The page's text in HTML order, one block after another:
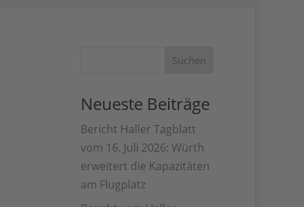
Neueste Beiträge
Bericht Haller Tagblatt
vom 16. Juli 2026: Würth
erweitert die Kapazitäten
am Flugplatz